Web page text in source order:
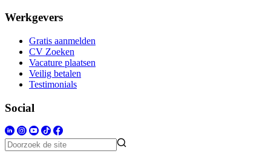
Werkgevers
Gratis aanmelden
CV Zoeken
Vacature plaatsen
Veilig betalen
Testimonials
Social